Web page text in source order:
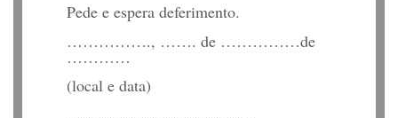
Pede e espera deferimento.
……………., ……. de ……………de
…………
(local e data)